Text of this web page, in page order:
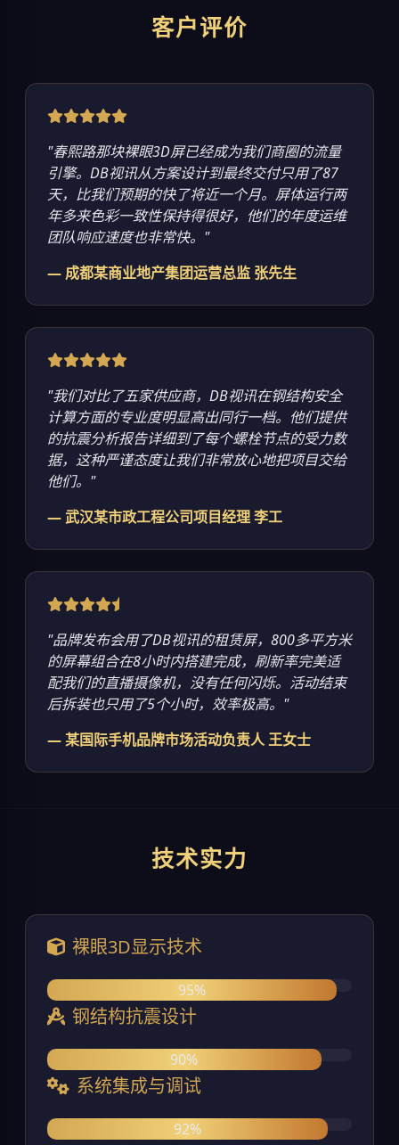
客户评价
"春熙路那块裸眼3D屏已经成为我们商圈的流量
引擎。DB视讯从方案设计到最终交付只用了87
天，比我们预期的快了将近一个月。屏体运行两
年多来色彩一致性保持得很好，他们的年度运维
团队响应速度也非常快。"
— 成都某商业地产集团运营总监 张先生
"我们对比了五家供应商，DB视讯在钢结构安全
计算方面的专业度明显高出同行一档。他们提供
的抗震分析报告详细到了每个螺栓节点的受力数
据，这种严谨态度让我们非常放心地把项目交给
他们。"
— 武汉某市政工程公司项目经理 李工
"品牌发布会用了DB视讯的租赁屏，800多平方米
的屏幕组合在8小时内搭建完成，刷新率完美适
配我们的直播摄像机，没有任何闪烁。活动结束
后拆装也只用了5个小时，效率极高。"
— 某国际手机品牌市场活动负责人 王女士
技术实力
裸眼3D显示技术
95%
钢结构抗震设计
90%
系统集成与调试
92%